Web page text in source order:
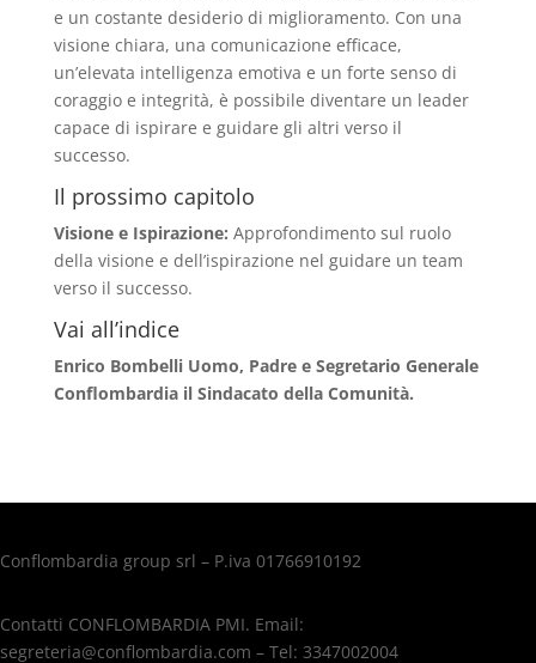
e un costante desiderio di miglioramento. Con una
visione chiara, una comunicazione efficace,
un’elevata intelligenza emotiva e un forte senso di
coraggio e integrità, è possibile diventare un leader
capace di ispirare e guidare gli altri verso il
successo.
Il prossimo capitolo
Visione e Ispirazione: Approfondimento sul ruolo
della visione e dell’ispirazione nel guidare un team
verso il successo.
Vai all’indice
Enrico Bombelli Uomo, Padre e Segretario Generale
Conflombardia il Sindacato della Comunità.
Conflombardia group srl – P.iva 01766910192
Contatti CONFLOMBARDIA PMI. Email:
segreteria@conflombardia.com – Tel: 3347002004